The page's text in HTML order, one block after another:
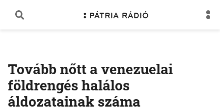
Tovább nőtt a venezuelai
földrengés halálos
áldozatainak száma